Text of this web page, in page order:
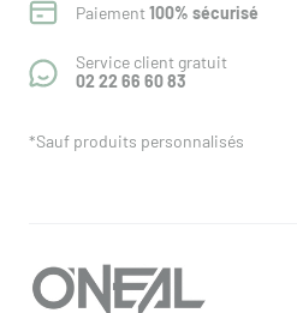
Paiement100% sécurisé
Service client gratuit
02 22 66 60 83
*Sauf produits personnalisés